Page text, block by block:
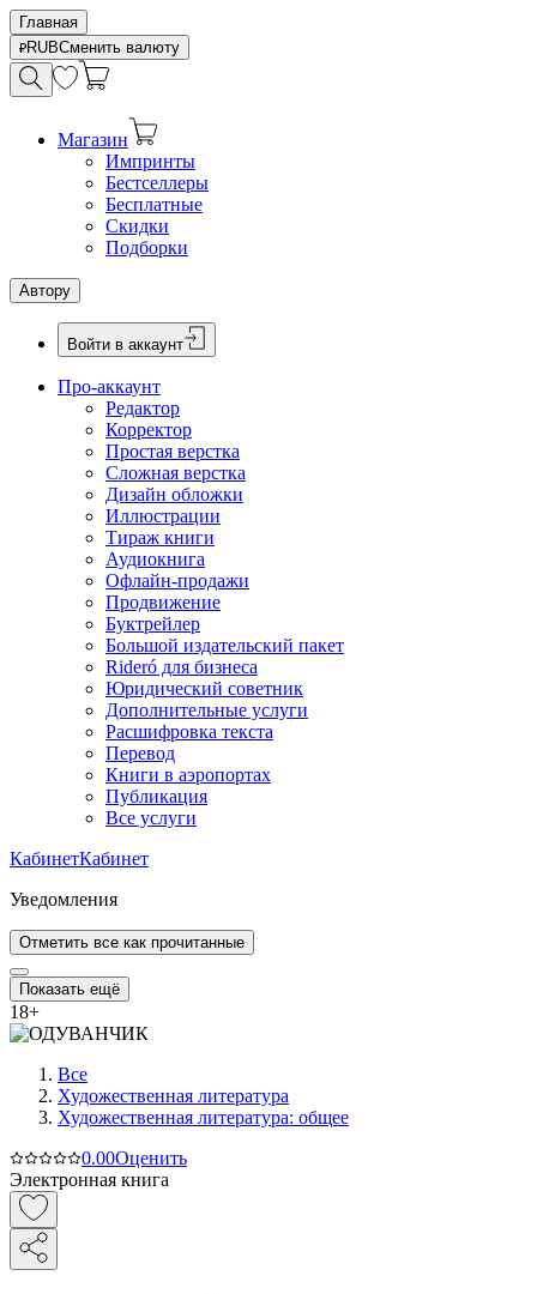
Главная
RUBСменить валюту
Магазин
Импринты
Бестселлеры
Бесплатные
Скидки
Подборки
Автору
Войти в аккаунт
Про-аккаунт
Редактор
Корректор
Простая верстка
Сложная верстка
Дизайн обложки
Иллюстрации
Тираж книги
Аудиокнига
Офлайн-продажи
Продвижение
Буктрейлер
Большой издательский пакет
Rideró для бизнеса
Юридический советник
Дополнительные услуги
Расшифровка текста
Перевод
Книги в аэропортах
Публикация
Все услуги
КабинетКабинет
Уведомления
Отметить все как прочитанные
Показать ещё
18+
Все
Художественная литература
Художественная литература: общее
0.00Оценить
Электронная книга